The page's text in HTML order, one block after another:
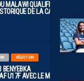
MALAWI QUALIFIÉES
DE LA CAN
SÉLECTION
U17F AVEC LE MAROC